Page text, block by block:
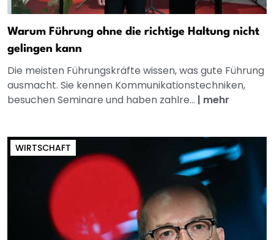
Warum Führung ohne die richtige Haltung nicht
gelingen kann
Die meisten Führungskräfte wissen, was gute Führung
ausmacht. Sie kennen Kommunikationstechniken,
besuchen Seminare und haben zahlre... | mehr
WIRTSCHAFT